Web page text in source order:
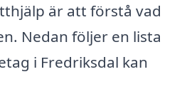
är att förstå vad
Nedan följer en lista
i Fredriksdal kan